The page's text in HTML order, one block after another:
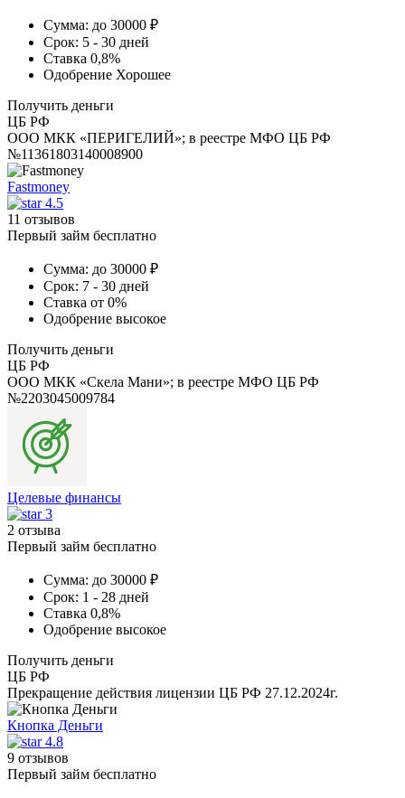
Сумма: до 30000 ₽
Срок: 5 - 30 дней
Ставка 0,8%
Одобрение Хорошее
Получить деньги
ЦБ РФ
ООО МКК «ПЕРИГЕЛИЙ»; в реестре МФО ЦБ РФ
№11361803140008900
Fastmoney
4.5
11 отзывов
Первый займ бесплатно
Сумма: до 30000 ₽
Срок: 7 - 30 дней
Ставка от 0%
Одобрение высокое
Получить деньги
ЦБ РФ
ООО МКК «Скела Мани»; в реестре МФО ЦБ РФ
№2203045009784
Целевые финансы
3
2 отзыва
Первый займ бесплатно
Сумма: до 30000 ₽
Срок: 1 - 28 дней
Ставка 0,8%
Одобрение высокое
Получить деньги
ЦБ РФ
Прекращение действия лицензии ЦБ РФ 27.12.2024г.
Кнопка Деньги
4.8
9 отзывов
Первый займ бесплатно